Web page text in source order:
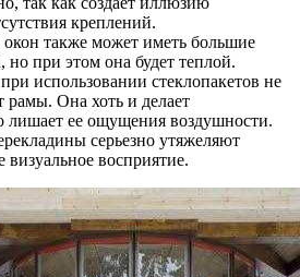
креплений.
окон также может иметь большие
но при этом она будет теплой.
использовании стеклопакетов не
рамы. Она хоть и делает
лишает ее ощущения воздушности.
серьезно утяжеляют
восприятие.